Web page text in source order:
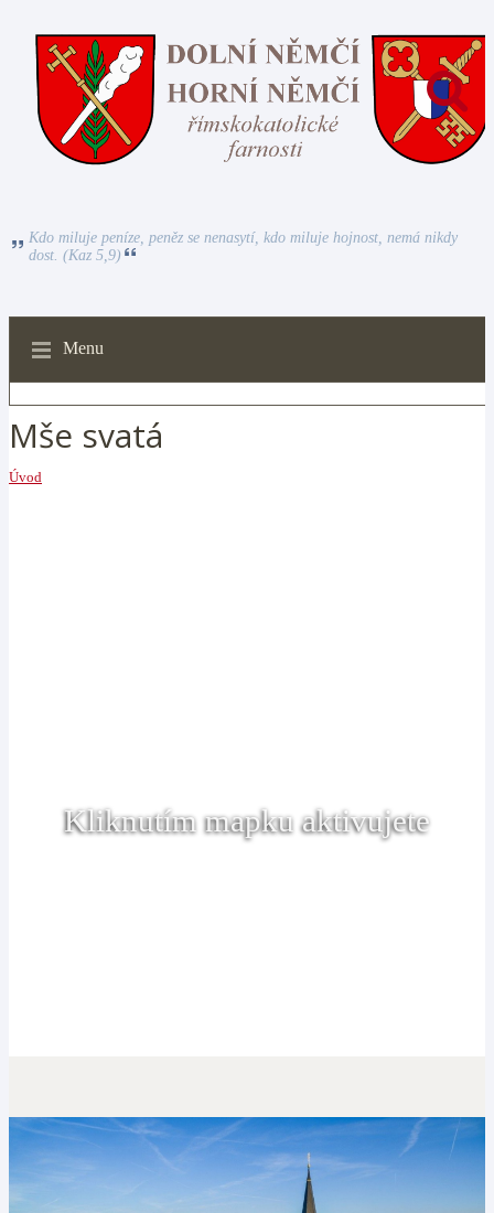
Kdo miluje peníze, peněz se nenasytí, kdo miluje hojnost, nemá nikdy
dost. (Kaz 5,9)
Menu
Mše svatá
Úvod
Kliknutím mapku aktivujete